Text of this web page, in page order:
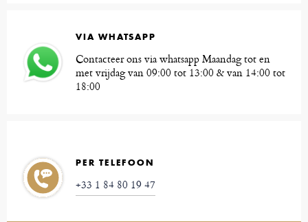
VIA WHATSAPP
Contacteer ons via whatsapp Maandag tot en
met vrijdag van 09:00 tot 13:00 & van 14:00 tot
18:00
PER TELEFOON
+33 1 84 80 19 47